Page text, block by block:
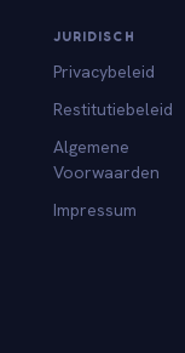
JURIDISCH
Privacybeleid
Restitutiebeleid
Algemene
Voorwaarden
Impressum